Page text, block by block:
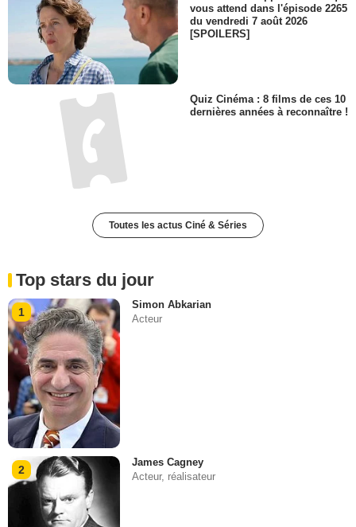
vous attend dans l'épisode 2265
du vendredi 7 août 2026
[SPOILERS]
Quiz Cinéma : 8 films de ces 10
dernières années à reconnaître !
Toutes les actus Ciné & Séries
Top stars du jour
1
Simon Abkarian
Acteur
2
James Cagney
Acteur, réalisateur